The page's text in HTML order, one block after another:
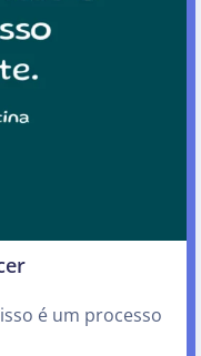
é um processo